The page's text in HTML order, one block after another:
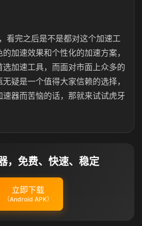
看完之后是不是都对这个加速工
加速效果和个性化的加速方案，
加速工具，而面对市面上众多的
疑是一个值得大家信赖的选择，
器而苦恼的话，那就来试试虎牙
，免费、快速、稳定
立即下载
（Android APK）